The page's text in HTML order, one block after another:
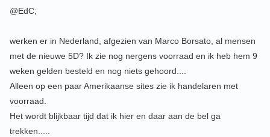
@EdC;
werken er in Nederland, afgezien van Marco Borsato, al mensen
met de nieuwe 5D? Ik zie nog nergens voorraad en ik heb hem 9
weken gelden besteld en nog niets gehoord....
Alleen op een paar Amerikaanse sites zie ik handelaren met
voorraad.
Het wordt blijkbaar tijd dat ik hier en daar aan de bel ga
trekken.....